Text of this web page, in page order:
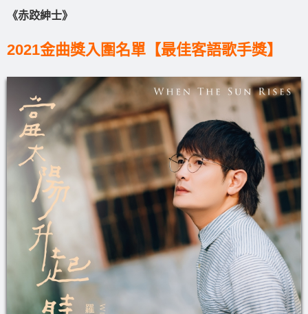
《赤跤紳士》
2021金曲獎入圍名單【最佳客語歌手獎】